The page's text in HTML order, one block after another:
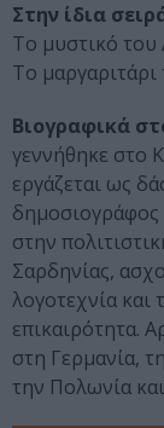
Στην ίδια
Το μυστικό
Το
Βιογραφικά
γεννήθηκε στο
εργάζεται ως
δημοσιογράφος
στην
Σαρδηνίας,
λογοτεχνία και
επικαιρότητα.
στη Γερμανία,
την Πολωνία